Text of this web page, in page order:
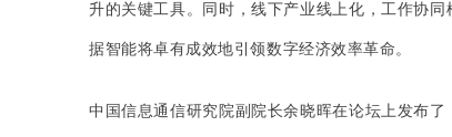
升的关键工具。同时，线下产业线上化，工作协
据智能将卓有成效地引领数字经济效率革命。
中国信息通信研究院副院长余晓晖在论坛上发布了